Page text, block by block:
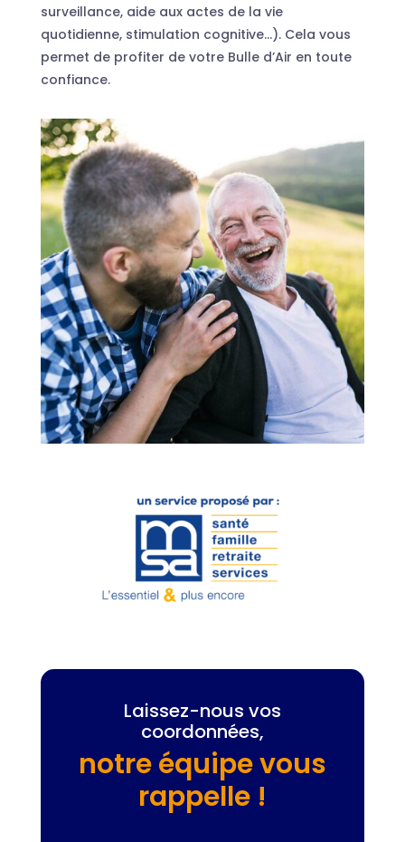
surveillance, aide aux actes de la vie
quotidienne, stimulation cognitive…). Cela vous
permet de profiter de votre Bulle d’Air en toute
confiance.
Laissez-nous vos
coordonnées,
notre équipe vous
rappelle !